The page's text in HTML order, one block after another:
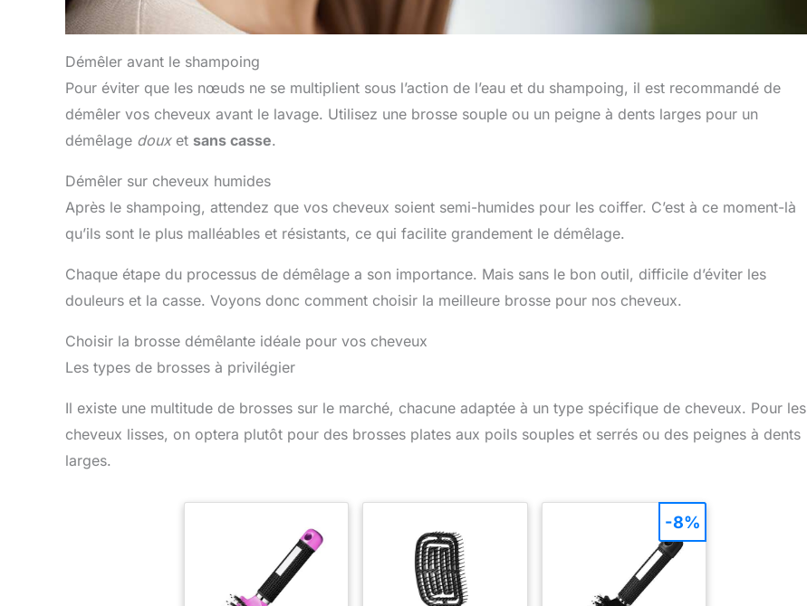
Démêler avant le shampoing
Pour éviter que les nœuds ne se multiplient sous l’action de l’eau et du shampoing, il est recommandé de
démêler vos cheveux avant le lavage. Utilisez une brosse souple ou un peigne à dents larges pour un
démêlage douxet sans casse.
Démêler sur cheveux humides
Après le shampoing, attendez que vos cheveux soient semi-humides pour les coiffer. C’est à ce moment-là
qu’ils sont le plus malléables et résistants, ce qui facilite grandement le démêlage.
Chaque étape du processus de démêlage a son importance. Mais sans le bon outil, difficile d’éviter les
douleurs et la casse. Voyons donc comment choisir la meilleure brosse pour nos cheveux.
Choisir la brosse démêlante idéale pour vos cheveux
Les types de brosses à privilégier
Il existe une multitude de brosses sur le marché, chacune adaptée à un type spécifique de cheveux. Pour les
cheveux lisses, on optera plutôt pour des brosses plates aux poils souples et serrés ou des peignes à dents
larges.
-8%